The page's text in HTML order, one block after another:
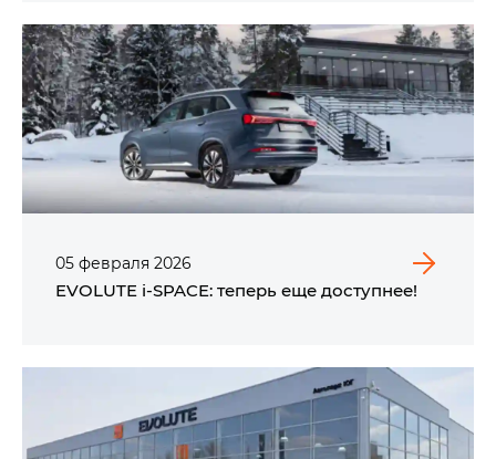
05 февраля 2026
EVOLUTE i‑SPACE: теперь еще доступнее!